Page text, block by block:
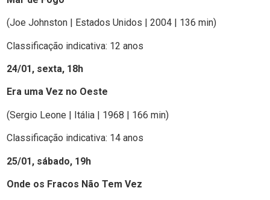
(Joe Johnston | Estados Unidos | 2004 | 136 min)
Classificação indicativa: 12 anos
24/01, sexta, 18h
Era uma Vez no Oeste
(Sergio Leone | Itália | 1968 | 166 min)
Classificação indicativa: 14 anos
25/01, sábado, 19h
Onde os Fracos Não Tem Vez